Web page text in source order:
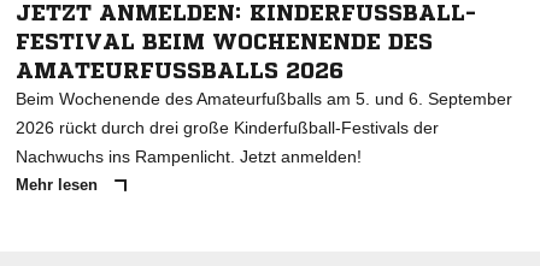
JETZT ANMELDEN: KINDERFUSSBALL-F
ESTIVAL BEIM WOCHENENDE DES A
MATEURFUSSBALLS 2026
Beim Wochenende des Amateurfußballs am 5. und 6. September
2026 rückt durch drei große Kinderfußball-Festivals der
Nachwuchs ins Rampenlicht. Jetzt anmelden!
Mehr lesen